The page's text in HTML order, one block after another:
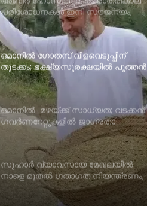
പരിശോധനകൾ ഇനി സൗജന്യം;
പ്രവാസികൾക്കും സ്ത്രീകൾക്കും
ആശ്വാസമേകി പുതിയ പദ്ധതി!
ഒമാനില്‍ ഗോതമ്പ് വിളവെടുപ്പിന്
തുടക്കം; ഭക്ഷ്യസുരക്ഷയില്‍ പുത്തൻ
പ്രതീക്ഷയുമായി മുദൈബി
ഒമാനില്‍ മഴയ്ക്ക് സാധ്യത; വടക്കൻ
ഗവര്‍ണറേറ്റുകളില്‍ ജാഗ്രതാ
നിര്‍ദ്ദേശം
സുഹാര്‍ വ്യാവസായ മേഖലയില്‍
നാളെ മുതല്‍ ഗതാഗത നിയന്ത്രണം;
റോഡ് അറ്റകുറ്റപ്പണി ഏപ്രില്‍ 27
വരെ